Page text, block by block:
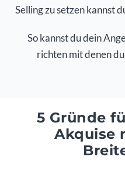
Selling zu setzen kannst
So kannst du dein
richten mit denen
5 Gründe
Akquise